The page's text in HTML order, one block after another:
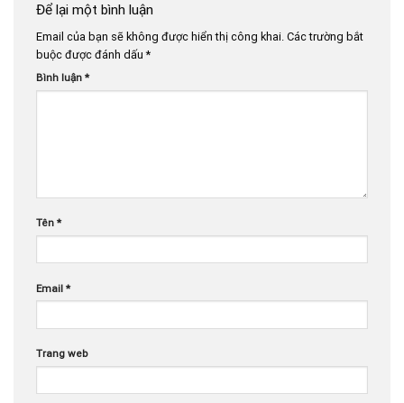
Để lại một bình luận
Email của bạn sẽ không được hiển thị công khai. Các trường bắt
buộc được đánh dấu*
Bình luận *
Tên *
Email *
Trang web